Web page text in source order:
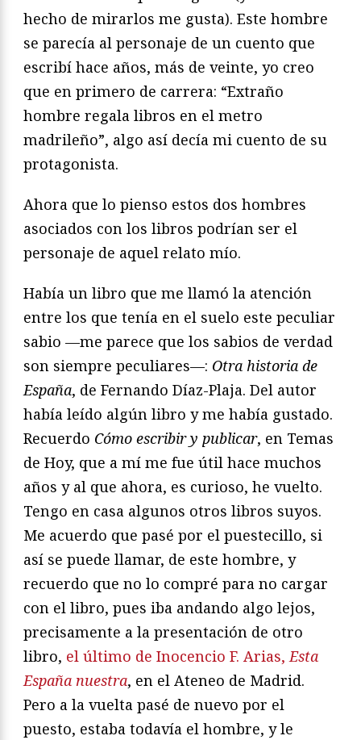
hecho de mirarlos me gusta). Este hombre
se parecía al personaje de un cuento que
escribí hace años, más de veinte, yo creo
que en primero de carrera: “Extraño
hombre regala libros en el metro
madrileño”, algo así decía mi cuento de su
protagonista.
Ahora que lo pienso estos dos hombres
asociados con los libros podrían ser el
personaje de aquel relato mío.
Había un libro que me llamó la atención
entre los que tenía en el suelo este peculiar
sabio —me parece que los sabios de verdad
son siempre peculiares—: Otra historia de
España, de Fernando Díaz-Plaja. Del autor
había leído algún libro y me había gustado.
Recuerdo Cómo escribir y publicar, en Temas
de Hoy, que a mí me fue útil hace muchos
años y al que ahora, es curioso, he vuelto.
Tengo en casa algunos otros libros suyos.
Me acuerdo que pasé por el puestecillo, si
así se puede llamar, de este hombre, y
recuerdo que no lo compré para no cargar
con el libro, pues iba andando algo lejos,
precisamente a la presentación de otro
libro, el último de Inocencio F. Arias,Esta
España nuestra, en el Ateneo de Madrid.
Pero a la vuelta pasé de nuevo por el
puesto, estaba todavía el hombre, y le